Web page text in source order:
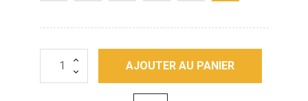
AJOUTER AU PANIER